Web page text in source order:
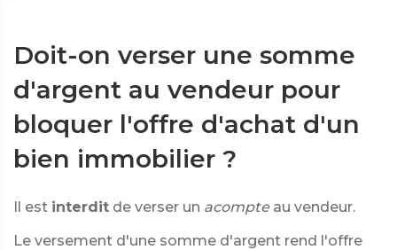
Doit-on verser une somme
d'argent au vendeur pour
bloquer l'offre d'achat d'un
bien immobilier ?
Il est interdit de verser un acompte au vendeur.
Le versement d'une somme d'argent rend l'offre